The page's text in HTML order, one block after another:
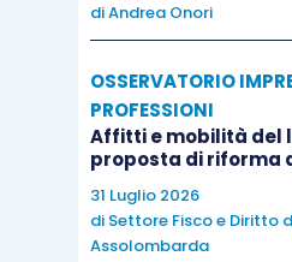
diAndrea Onori
OSSERVATORIO
PROFESSIONI
Affitti e mobilità del
proposta di riforma
31 Luglio 2026
di Settore Fisco e Diritto
Assolombarda